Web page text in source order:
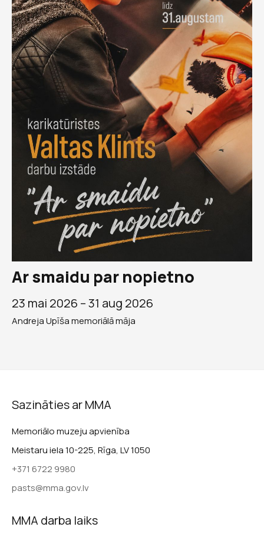
Ar smaidu par nopietno
23 mai 2026 –31 aug 2026
Andreja Upīša memoriālā māja
Sazināties ar MMA
Memoriālo muzeju apvienība
Meistaru iela 10-225, Rīga, LV 1050
+371 6722 9980
pasts@mma.gov.lv
MMA darba laiks